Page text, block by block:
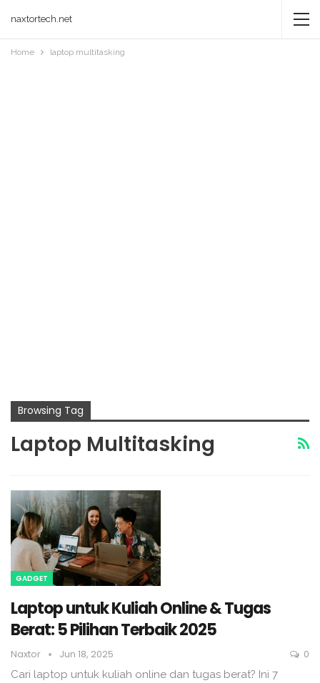
naxtortech.net
Home laptop multitasking
Browsing Tag
Laptop Multitasking
GADGET
Laptop untuk Kuliah Online & Tugas
Berat: 5 Pilihan Terbaik 2025
Naxtor Jun 18, 2025 0
Cari laptop untuk kuliah online dan tugas berat? Ini 7